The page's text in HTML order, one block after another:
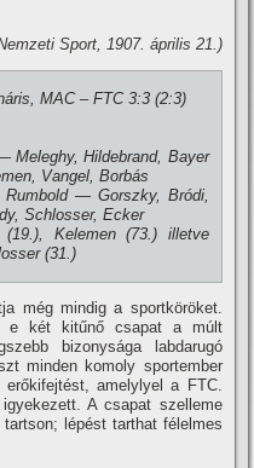
Sport, 1907. április 21.)
MAC – FTC 3:3 (2:3)
Hildebrand, Bayer
Vangel, Borbás
— Gorszky, Bródi,
Schlosser, Ecker
Kelemen (73.) illetve
(31.)
még mindig a sportköröket.
e két kitűnő csapat a múlt
bizonysága labdarugó
minden komoly sportember
amelylyel a FTC.
A csapat szelleme
lépést tarthat félelmes